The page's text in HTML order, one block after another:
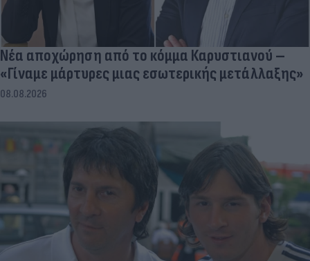
Νέα αποχώρηση από το κόμμα Καρυστιανού –
«Γίναμε μάρτυρες μιας εσωτερικής μετάλλαξης»
08.08.2026